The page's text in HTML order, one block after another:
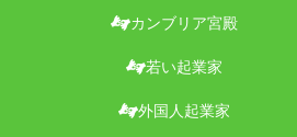
カンブリア宮殿
若い起業家
外国人起業家